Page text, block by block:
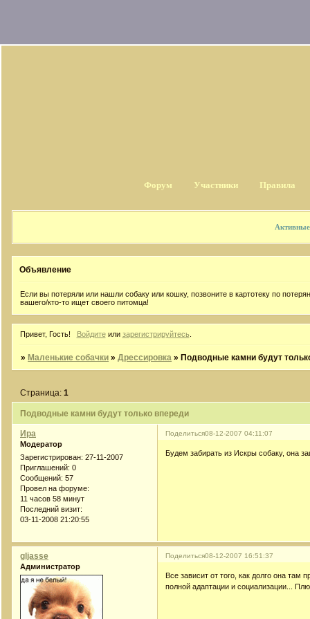
Форум Участники Правила
Объявление
Если вы потеряли или нашли собаку или кошку, позвоните в картотеку по
вашего/кто-то ищет своего питомца!
Привет, Гость! Войдитеили зарегистрируйтесь
» Маленькие собачки »Дрессировка » Подводные камни будут
Подводные камни будут только впереди
Страница:1
Поделиться08-12-2007 04:11:07
Ира
Модератор
Зарегистрирован: 27-11-2007
Приглашений: 0
Сообщений: 57
Провел на форуме:
11 часов 58 минут
Последний визит:
03-11-2008 21:20:55
Будем забирать из Искры собаку, она
Поделиться08-12-2007 16:51:37
gljasse
Администратор
Все зависит от того, как долго она
полной адаптации и социализации...